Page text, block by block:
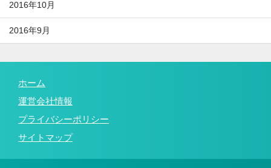
2016年10月
2016年9月
ホーム
運営会社情報
プライバシーポリシー
サイトマップ